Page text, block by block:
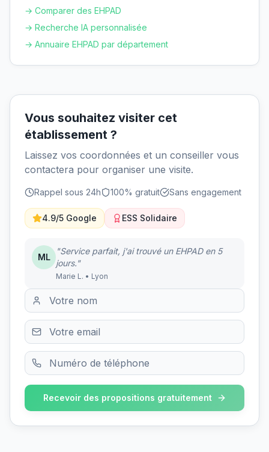
→ Comparer des EHPAD
→ Recherche IA personnalisée
→ Annuaire EHPAD par département
Vous souhaitez visiter cet
établissement ?
Laissez vos coordonnées et un conseiller vous
contactera pour organiser une visite.
Rappel sous 24h 100% gratuit Sans engagement
4.9/5 Google ESS Solidaire
ML
"Service parfait, j'ai trouvé un EHPAD en 5
jours."
Marie L. • Lyon
Recevoir des propositions gratuitement